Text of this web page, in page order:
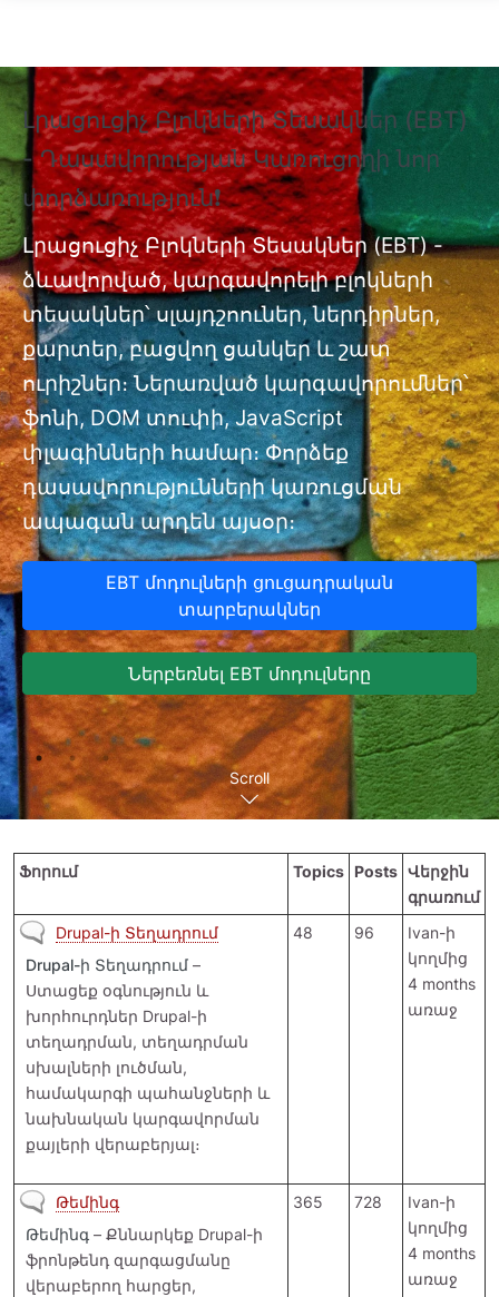
Լրացուցիչ Բլոկների Տեսակներ (EBT)
- Դասավորության Կառուցողի նոր
փորձառություն❗
Լրացուցիչ Բլոկների Տեսակներ (EBT) -
ձևավորված, կարգավորելի բլոկների
տեսակներ՝ սլայդշոուներ, ներդիրներ,
քարտեր, բացվող ցանկեր և շատ
ուրիշներ։ Ներառված կարգավորումներ՝
ֆոնի, DOM տուփի, JavaScript
փլագինների համար։ Փորձեք
դասավորությունների կառուցման
ապագան արդեն այսօր։
EBT մոդուլների ցուցադրական
տարբերակներ
Ներբեռնել EBT մոդուլները
Scroll
Ֆորում Topics Posts Վերջին
գրառում
Չկան նոր գրառումներ
Drupal-ի Տեղադրում
Drupal-ի Տեղադրում –
Ստացեք օգնություն և
խորհուրդներ Drupal-ի
տեղադրման, տեղադրման
սխալների լուծման,
համակարգի պահանջների և
նախնական կարգավորման
քայլերի վերաբերյալ։
48 96 Ivan-ի
կողմից
4 months
առաջ
Չկան նոր գրառումներ
Թեմինգ
Թեմինգ – Քննարկեք Drupal-ի
ֆրոնթենդ զարգացմանը
վերաբերող հարցեր,
365 728 Ivan-ի
կողմից
4 months
առաջ